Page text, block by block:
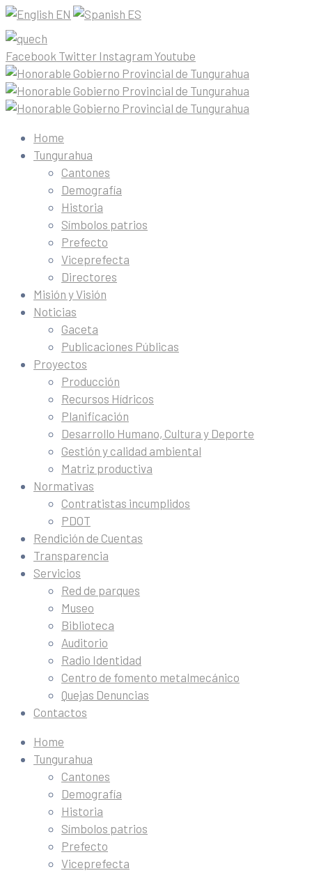
EN ES
Facebook Twitter Instagram Youtube
Home
Tungurahua
Cantones
Demografía
Historia
Símbolos patrios
Prefecto
Viceprefecta
Directores
Misión y Visión
Noticias
Gaceta
Publicaciones Públicas
Proyectos
Producción
Recursos Hídricos
Planificación
Desarrollo Humano, Cultura y Deporte
Gestión y calidad ambiental
Matriz productiva
Normativas
Contratistas incumplidos
PDOT
Rendición de Cuentas
Transparencia
Servicios
Red de parques
Museo
Biblioteca
Auditorio
Radio Identidad
Centro de fomento metalmecánico
Quejas Denuncias
Contactos
Home
Tungurahua
Cantones
Demografía
Historia
Símbolos patrios
Prefecto
Viceprefecta